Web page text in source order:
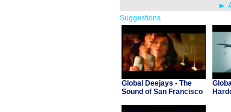
►
Suggestions
Global Deejays - The
Sound of San Francisco